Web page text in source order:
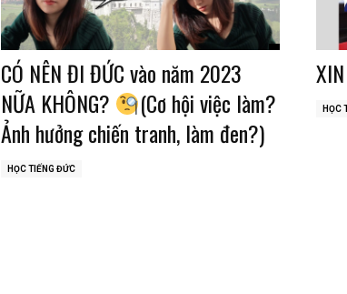
CÓ NÊN ĐI ĐỨC vào năm 2023
NỮA KHÔNG?
(Cơ hội việc làm?
Ảnh hưởng chiến tranh, làm đen?)
HỌC TIẾNG ĐỨC
HỌC